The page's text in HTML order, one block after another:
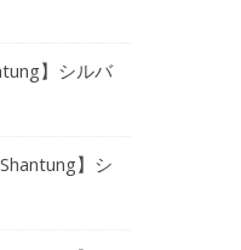
】シルバ
】シ